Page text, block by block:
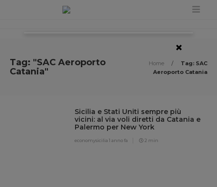
Tag: "SAC Aeroporto
Catania"
Home /
Tag: SAC
Aeroporto Catania
Sicilia e Stati Uniti sempre più
vicini: al via voli diretti da Catania e
Palermo per New York
economysicilia1 anno fa 2 min
×